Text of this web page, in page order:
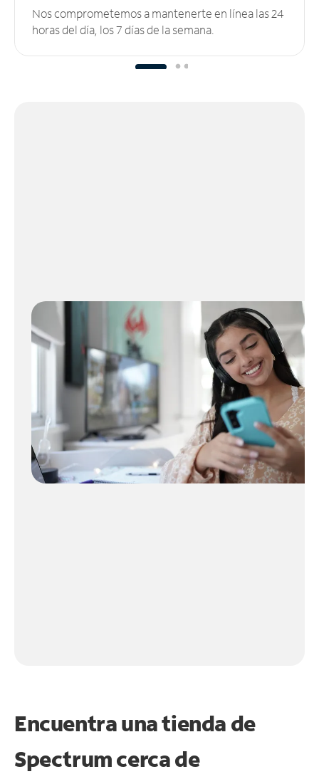
Nos comprometemos a mantenerte en línea las 24
horas del día, los 7 días de la semana.
Encuentra una tienda de
Spectrumcerca de